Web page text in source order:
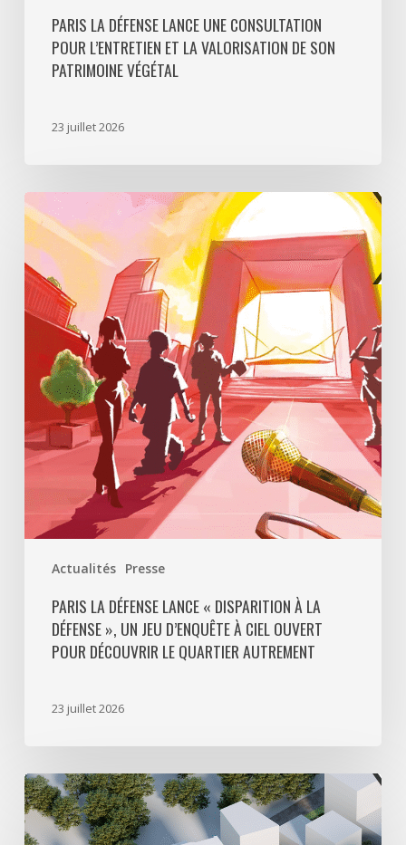
PARIS LA DÉFENSE LANCE UNE CONSULTATION
POUR L’ENTRETIEN ET LA VALORISATION DE SON
PATRIMOINE VÉGÉTAL
23 juillet 2026
Actualités Presse
Paris
La
Défense
lance
«
Disparition
Défense
un
jeu
d’enquête
à
ciel
découvrir
quartier
PARIS LA DÉFENSE LANCE « DISPARITION À LA
DÉFENSE », UN JEU D’ENQUÊTE À CIEL OUVERT
POUR DÉCOUVRIR LE QUARTIER AUTREMENT
23 juillet 2026
Avec
5
actes